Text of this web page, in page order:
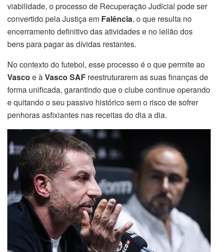
viabilidade, o processo de Recuperação Judicial pode ser
convertido pela Justiça em Falência, o que resulta no
encerramento definitivo das atividades e no leilão dos
bens para pagar as dívidas restantes.
No contexto do futebol, esse processo é o que permite ao
Vasco e àVasco SAF reestruturarem as suas finanças de
forma unificada, garantindo que o clube continue operando
e quitando o seu passivo histórico sem o risco de sofrer
penhoras asfixiantes nas receitas do dia a dia.